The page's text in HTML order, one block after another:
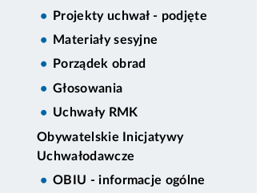
Projekty uchwał - podjęte
Materiały sesyjne
Porządek obrad
Głosowania
Uchwały RMK
Obywatelskie Inicjatywy
Uchwałodawcze
OBIU - informacje ogólne